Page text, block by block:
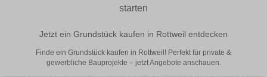
starten
Jetzt ein Grundstück kaufen in Rottweil entdecken
Finde ein Grundstück kaufen in Rottweil! Perfekt für private &
gewerbliche Bauprojekte – jetzt Angebote anschauen.